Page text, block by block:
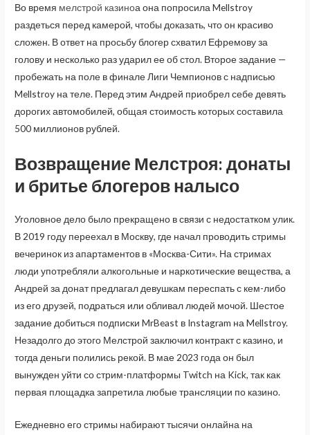
Во время мелстрой казиноа она попросила Mellstroy
раздеться перед камерой, чтобы доказать, что он красиво
сложен. В ответ на просьбу блогер схватил Ефремову за
голову и несколько раз ударил ее об стол. Второе задание —
пробежать на поле в финале Лиги Чемпионов с надписью
Mellstroy на теле. Перед этим Андрей приобрел себе девять
дорогих автомобилей, общая стоимость которых составила
500 миллионов рублей.
Возвращение Мелстроя: донаты
и бритье блогеров налысо
Уголовное дело было прекращено в связи с недостатком улик.
В 2019 году переехал в Москву, где начал проводить стримы
вечеринок из апартаментов в «Москва-Сити». На стримах
люди употребляли алкогольные и наркотические вещества, а
Андрей за донат предлагал девушкам переспать с кем-либо
из его друзей, подраться или обливал людей мочой. Шестое
задание добиться подписки MrBeast в Instagram на Mellstroy.
Незадолго до этого Мелстрой заключил контракт с казино, и
тогда деньги полились рекой. В мае 2023 года он был
вынужден уйти со стрим-платформы Twitch на Kick, так как
первая площадка запретила любые трансляции по казино.
Ежедневно его стримы набирают тысячи онлайна на